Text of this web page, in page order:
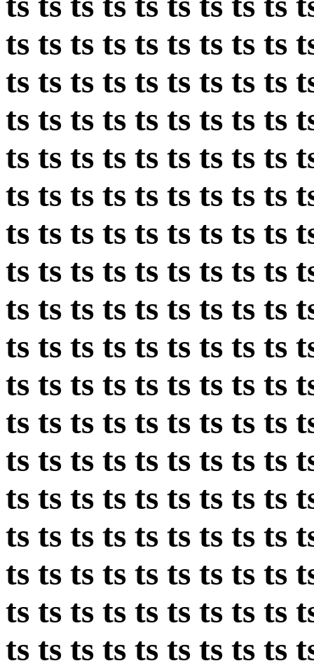
ts ts ts ts ts ts ts ts ts
ts ts ts ts ts ts ts ts ts
ts ts ts ts ts ts ts ts ts
ts ts ts ts ts ts ts ts ts
ts ts ts ts ts ts ts ts ts
ts ts ts ts ts ts ts ts ts
ts ts ts ts ts ts ts ts ts
ts ts ts ts ts ts ts ts ts
ts ts ts ts ts ts ts ts ts
ts ts ts ts ts ts ts ts ts
ts ts ts ts ts ts ts ts ts
ts ts ts ts ts ts ts ts ts
ts ts ts ts ts ts ts ts ts
ts ts ts ts ts ts ts ts ts
ts ts ts ts ts ts ts ts ts
ts ts ts ts ts ts ts ts ts
ts ts ts ts ts ts ts ts ts